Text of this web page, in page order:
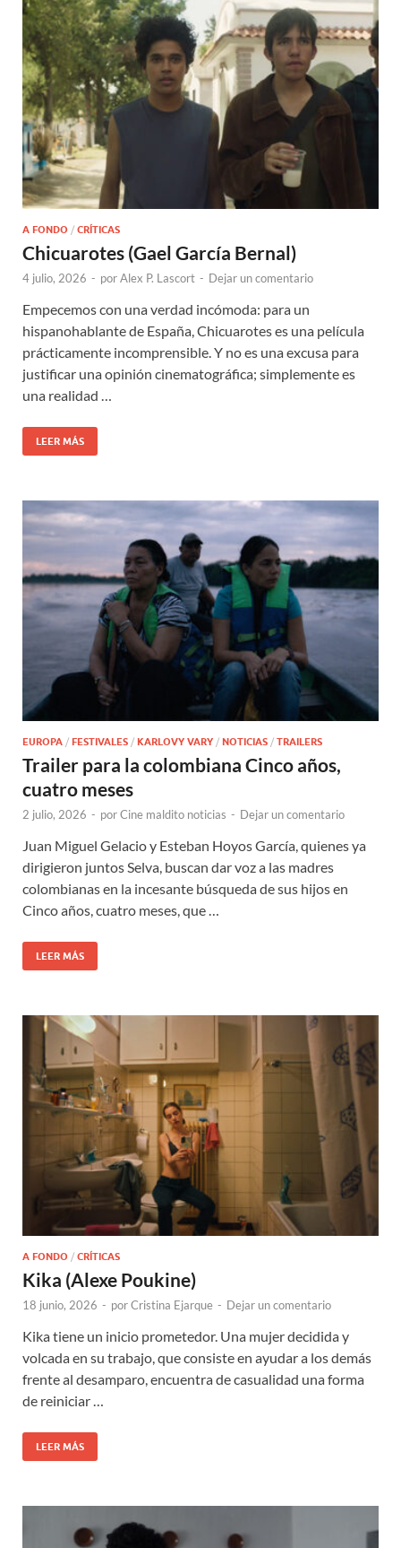
A FONDO / CRÍTICAS
Chicuarotes (Gael García Bernal)
4 julio, 2026 - porAlex P. Lascort - Dejar un comentario
Empecemos con una verdad incómoda: para un
hispanohablante de España, Chicuarotes es una película
prácticamente incomprensible. Y no es una excusa para
justificar una opinión cinematográfica; simplemente es
una realidad …
LEER MÁS
EUROPA / FESTIVALES / KARLOVY VARY / NOTICIAS / TRAILERS
Trailer para la colombiana Cinco años,
cuatro meses
2 julio, 2026 - porCine maldito noticias - Dejar un comentario
Juan Miguel Gelacio y Esteban Hoyos García, quienes ya
dirigieron juntos Selva, buscan dar voz a las madres
colombianas en la incesante búsqueda de sus hijos en
Cinco años, cuatro meses, que …
LEER MÁS
A FONDO / CRÍTICAS
Kika (Alexe Poukine)
18 junio, 2026 - porCristina Ejarque - Dejar un comentario
Kika tiene un inicio prometedor. Una mujer decidida y
volcada en su trabajo, que consiste en ayudar a los demás
frente al desamparo, encuentra de casualidad una forma
de reiniciar …
LEER MÁS